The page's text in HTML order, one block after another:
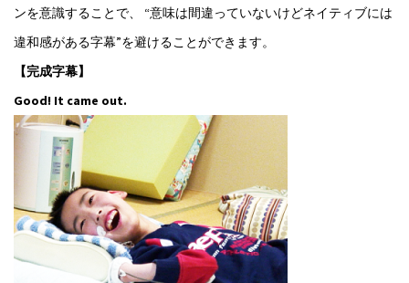
ンを意識することで、 “意味は間違っていないけどネイティブには
違和感がある字幕”を避けることができます。
【完成字幕】
Good! It came out.